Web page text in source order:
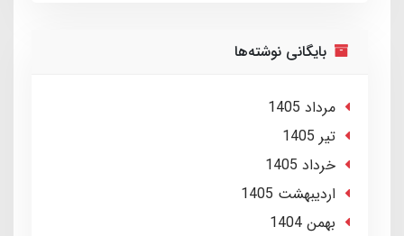
بایگانی نوشته‌ها
مرداد 1405
تير 1405
خرداد 1405
ارديبهشت 1405
بهمن 1404